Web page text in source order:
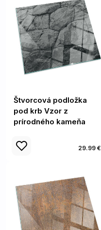
Štvorcová podložka
pod krb Vzor z
prírodného kameňa
29.99 €